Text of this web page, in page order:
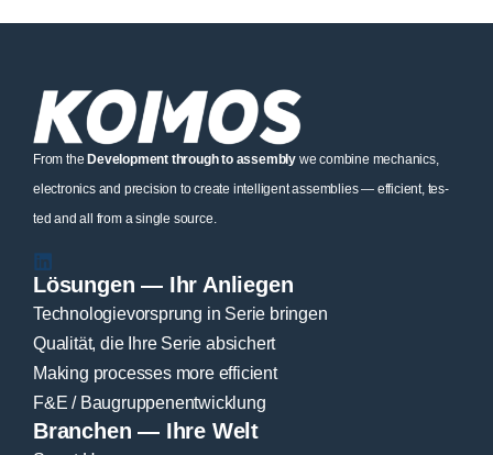
From theDeve­lo­p­ment through to assem­bly we com­bi­ne mecha­nics,
elec­tro­nics and pre­cis­i­on to crea­te intel­li­gent assem­blies — effi­ci­ent, tes­
ted and all from a sin­gle source.
Lösungen — Ihr Anliegen
Tech­no­lo­gie­vor­sprung in Serie brin­gen
Qua­li­tät, die Ihre Serie absi­chert
Making pro­ces­ses more effi­ci­ent
F&E / Bau­grup­pen­ent­wick­lung
Branchen — Ihre Welt